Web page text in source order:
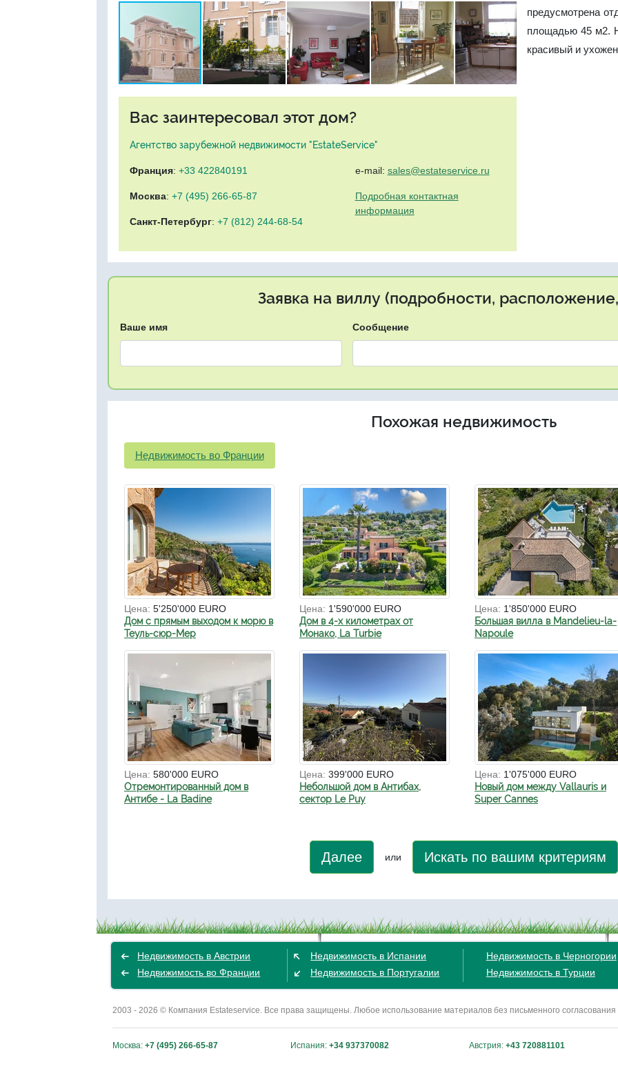
Вас заинтересовал этот дом?
Агентство зарубежной недвижимости "EstateService"
Франция: +33 422840191
Москва: +7 (495) 266-65-87
Санкт-Петербург: +7 (812) 244-68-54
e-mail: sales@estateservice.ru
Подробная контактная
информация
предусмотрена
площадью 45 м2.
красивый и
Заявка на виллу (подробности,
Ваше имя Сообщение
Похожая недвижимость
Недвижимость во Франции
Цена: 5'250'000 EURO
Дом с прямым выходом к морю в
Теуль-сюр-Мер
Цена: 1'590'000 EURO
Дом в 4-х километрах от
Монако, La Turbie
Цена: 1'850'000 EURO
Большая вилла в Mandelieu-la-
Napoule
Цена: 580'000 EURO
Отремонтированный дом в
Антибе - La Badine
Цена: 399'000 EURO
Небольшой дом в Антибах,
сектор Le Puy
Цена: 1'075'000 EURO
Новый дом между Vallauris и
Super Cannes
Далее или Искать по вашим критериям
Недвижимость в Австрии
Недвижимость во Франции
Недвижимость в Испании
Недвижимость в Португалии
Недвижимость в Черногории
Недвижимость в Турции
2003 - 2026 © Компания Estateservice. Все права защищены. Любое использование материалов без письменного
Москва: +7 (495) 266-65-87 Испания: +34 937370082 Австрия: +43 720881101